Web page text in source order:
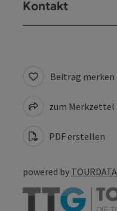
Kontakt
Beitrag merken
zum Merkzettel
PDF erstellen
powered by TOURDATA